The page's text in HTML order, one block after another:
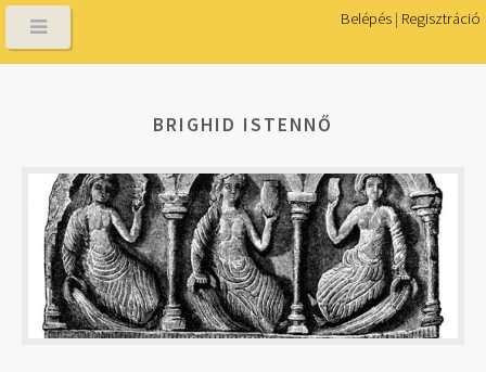
Belépés | Regisztráció
BRIGHID ISTENNŐ